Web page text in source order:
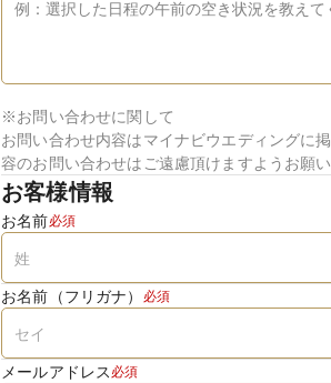
※お問い合わせに関して
お問い合わせ内容はマイナビウエディングに
容のお問い合わせはご遠慮頂けますようお願い
お客様情報
お名前必須
お名前（フリガナ） 必須
メールアドレス 必須